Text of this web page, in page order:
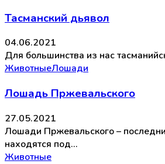
Тасманский дьявол
04.06.2021
Для большинства из нас
ЖивотныеЛошади
Лошадь Пржевальского
27.05.2021
Лошади Пржевальского –
находятся под…
Животные